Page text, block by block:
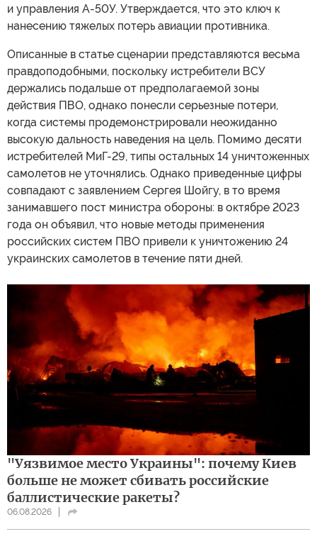
и управления A-50У. Утверждается, что это ключ к
нанесению тяжелых потерь авиации противника.
Описанные в статье сценарии представляются весьма
правдоподобными, поскольку истребители ВСУ
держались подальше от предполагаемой зоны
действия ПВО, однако понесли серьезные потери,
когда системы продемонстрировали неожиданно
высокую дальность наведения на цель. Помимо десяти
истребителей МиГ-29, типы остальных 14 уничтоженных
самолетов не уточнялись. Однако приведенные цифры
совпадают с заявлением Сергея Шойгу, в то время
занимавшего пост министра обороны: в октябре 2023
года он объявил, что новые методы применения
российских систем ПВО привели к уничтожению 24
украинских самолетов в течение пяти дней.
"Уязвимое место Украины": почему Киев
больше не может сбивать российские
баллистические ракеты?
06.08.2026